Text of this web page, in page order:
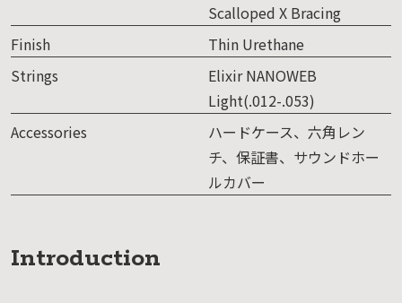
Scalloped X Bracing
Finish
Thin Urethane
Strings
Elixir NANOWEB
Light(.012-.053)
Accessories
ハードケース、六角レン
チ、保証書、サウンドホー
ルカバー
Introduction